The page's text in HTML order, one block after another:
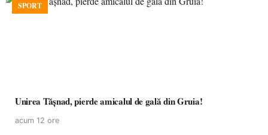
SPORT
Unirea Tășnad, pierde amicalul de gală din Gruia!
acum 12 ore